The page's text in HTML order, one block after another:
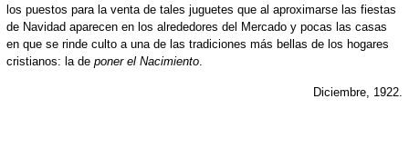
los puestos para la venta de tales juguetes que al aproximarse las fiestas
de Navidad aparecen en los alrededores del Mercado y pocas las casas
en que se rinde culto a una de las tradiciones más bellas de los hogares
cristianos: la de poner el Nacimiento.
Diciembre, 1922.